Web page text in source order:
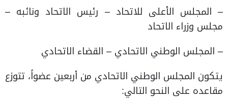
– المجلس الأعلى للاتحاد – رئيس الاتحاد ونائبه –
مجلس وزراء الاتحاد
– المجلس الوطني الاتحادي – القضاء الاتحادي
يتكون المجلس الوطني الاتحادي من أربعين عضواً، تتوزع
مقاعده على النحو التالي: